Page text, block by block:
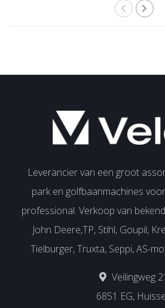
Leverancier van een groot
park en golfbaanmachines
professional. Verkoop van
John Deere,TP, Stihl, Goupil,
Tielburger, Truxta, Seppi, AS-
Veilingweg
6851 EG,